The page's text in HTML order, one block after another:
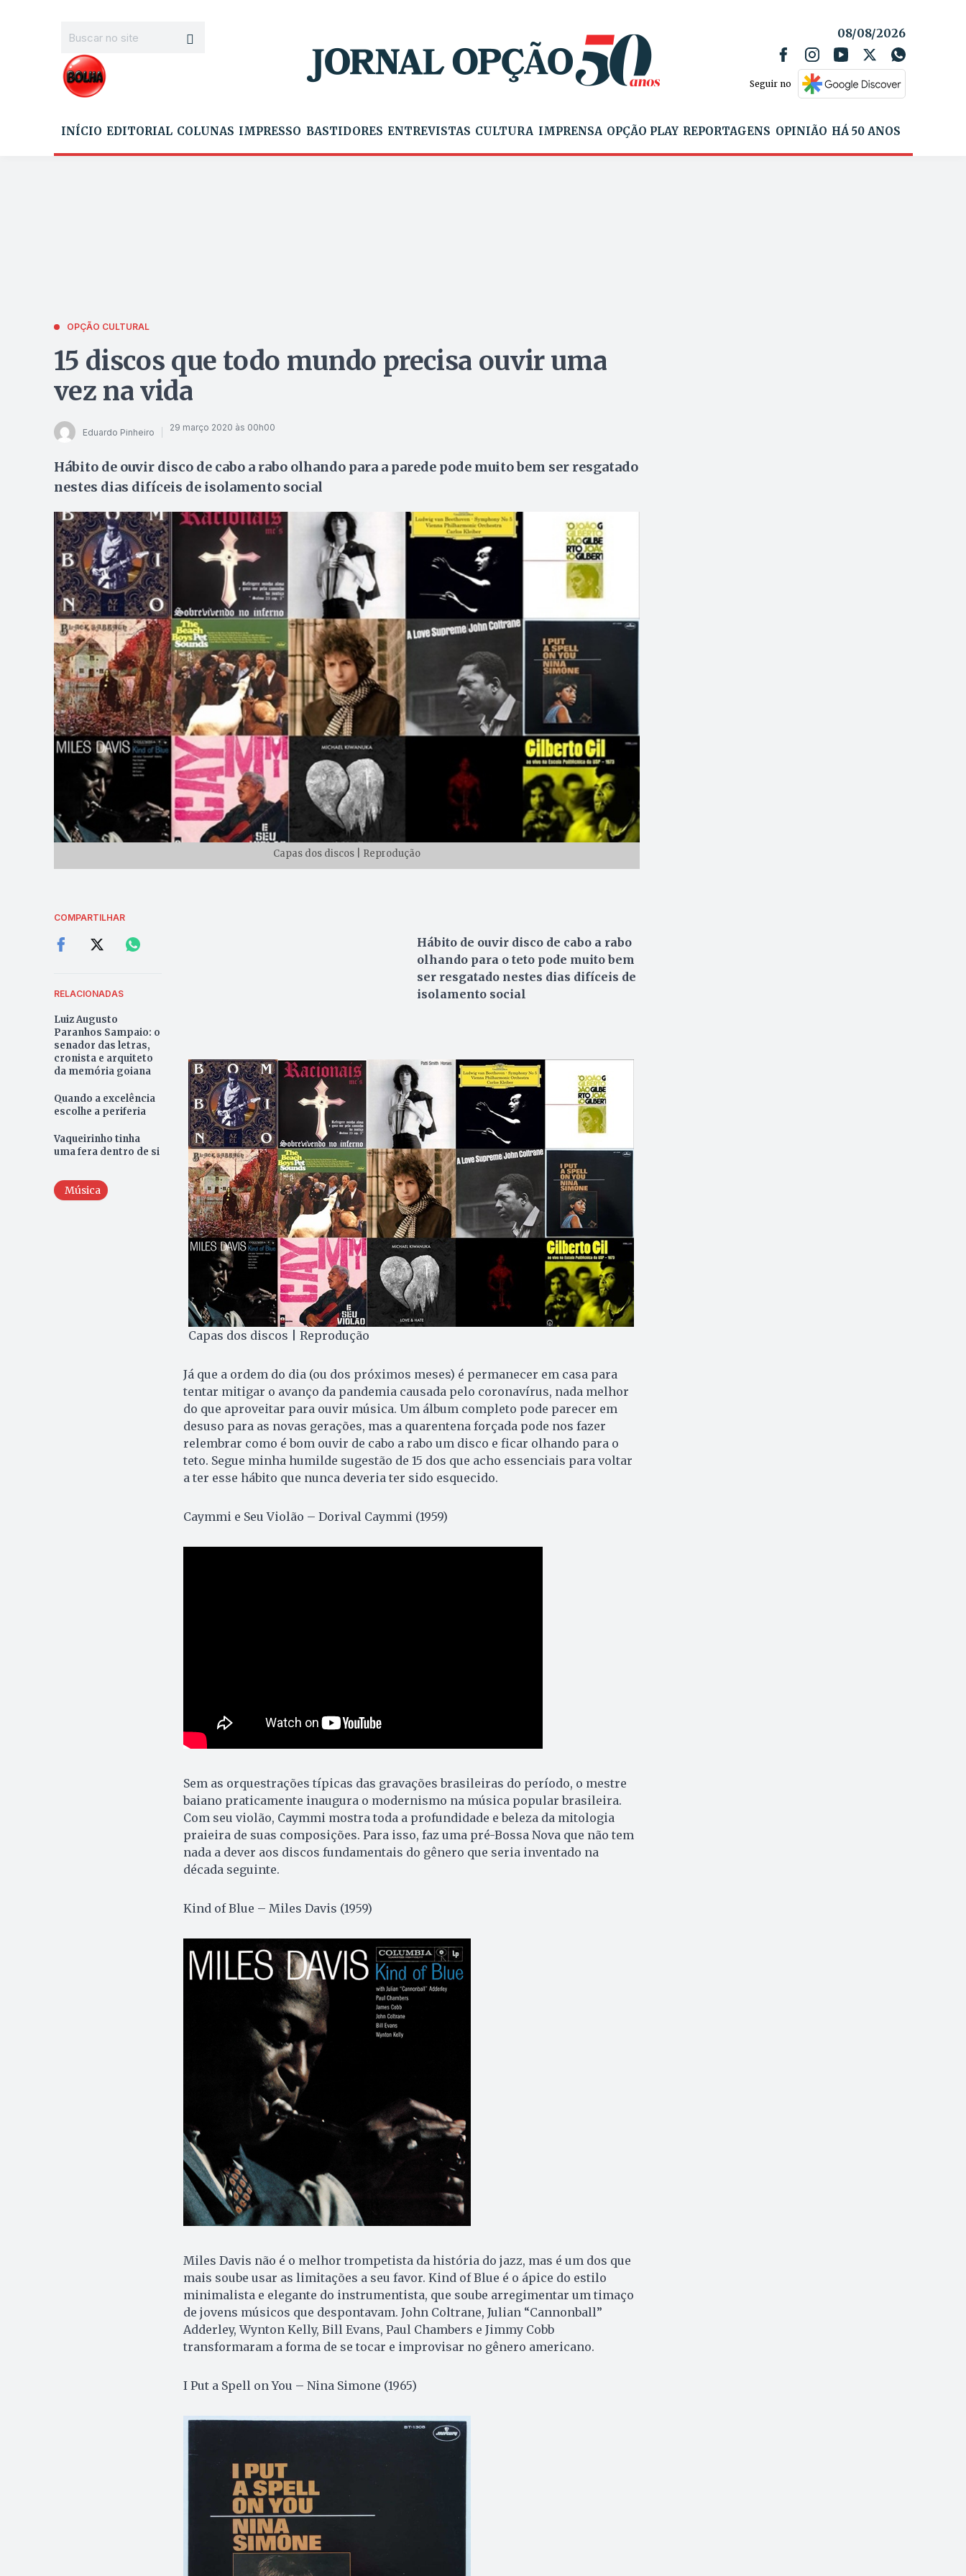
08/08/2026
Seguir no
INÍCIO EDITORIAL COLUNAS IMPRESSO BASTIDORES ENTREVISTAS CULTURA IMPRENSA OPÇÃO PLAY REPORTAGENS OPINIÃO HÁ 50 ANOS
OPÇÃO CULTURAL
15 discos que todo mundo precisa ouvir uma
vez na vida
Eduardo Pinheiro 29 março 2020 às 00h00
Hábito de ouvir disco de cabo a rabo olhando para a parede pode muito bem ser resgatado
nestes dias difíceis de isolamento social
Capas dos discos | Reprodução
COMPARTILHAR
RELACIONADAS
Luiz Augusto
Paranhos Sampaio: o
senador das letras,
cronista e arquiteto
da memória goiana
Quando a excelência
escolhe a periferia
Vaqueirinho tinha
uma fera dentro de si
Música
Hábito de ouvir disco de cabo a rabo
olhando para o teto pode muito bem
ser resgatado nestes dias difíceis de
isolamento social
Capas dos discos | Reprodução
Já que a ordem do dia (ou dos próximos meses) é permanecer em casa para
tentar mitigar o avanço da pandemia causada pelo coronavírus, nada melhor
do que aproveitar para ouvir música. Um álbum completo pode parecer em
desuso para as novas gerações, mas a quarentena forçada pode nos fazer
relembrar como é bom ouvir de cabo a rabo um disco e ficar olhando para o
teto. Segue minha humilde sugestão de 15 dos que acho essenciais para voltar
a ter esse hábito que nunca deveria ter sido esquecido.
Caymmi e Seu Violão – Dorival Caymmi (1959)
Sem as orquestrações típicas das gravações brasileiras do período, o mestre
baiano praticamente inaugura o modernismo na música popular brasileira.
Com seu violão, Caymmi mostra toda a profundidade e beleza da mitologia
praieira de suas composições. Para isso, faz uma pré-Bossa Nova que não tem
nada a dever aos discos fundamentais do gênero que seria inventado na
década seguinte.
Kind of Blue – Miles Davis (1959)
Miles Davis não é o melhor trompetista da história do jazz, mas é um dos que
mais soube usar as limitações a seu favor. Kind of Blue é o ápice do estilo
minimalista e elegante do instrumentista, que soube arregimentar um timaço
de jovens músicos que despontavam. John Coltrane, Julian “Cannonball”
Adderley, Wynton Kelly, Bill Evans, Paul Chambers e Jimmy Cobb
transformaram a forma de se tocar e improvisar no gênero americano.
I Put a Spell on You – Nina Simone (1965)